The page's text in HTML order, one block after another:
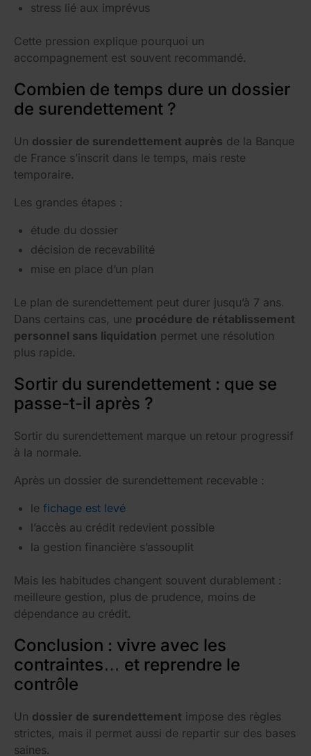
stress lié aux imprévus
Cette pression explique pourquoi un
accompagnement est souvent recommandé.
Combien de temps dure un dossier
de surendettement ?
Un dossier de surendettement auprès de la Banque
de France s’inscrit dans le temps, mais reste
temporaire.
Les grandes étapes :
étude du dossier
décision de recevabilité
mise en place d’un plan
Le plan de surendettement peut durer jusqu’à 7 ans.
Dans certains cas, une procédure de rétablissement
personnel sans liquidation permet une résolution
plus rapide.
Sortir du surendettement : que se
passe-t-il après ?
Sortir du surendettement marque un retour progressif
à la normale.
Après un dossier de surendettement recevable :
le fichage est levé
l’accès au crédit redevient possible
la gestion financière s’assouplit
Mais les habitudes changent souvent durablement :
meilleure gestion, plus de prudence, moins de
dépendance au crédit.
Conclusion : vivre avec les
contraintes… et reprendre le
contrôle
Un dossier de surendettement impose des règles
strictes, mais il permet aussi de repartir sur des bases
saines.